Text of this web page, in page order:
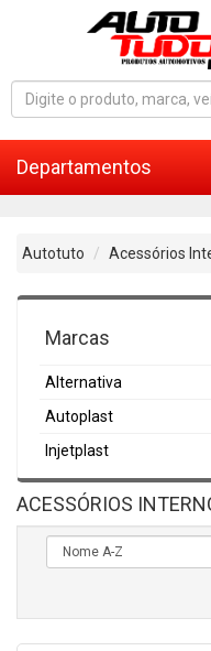
Departamentos
Autotuto Acessórios
Marcas
Alternativa
Autoplast
Injetplast
ACESSÓRIOS